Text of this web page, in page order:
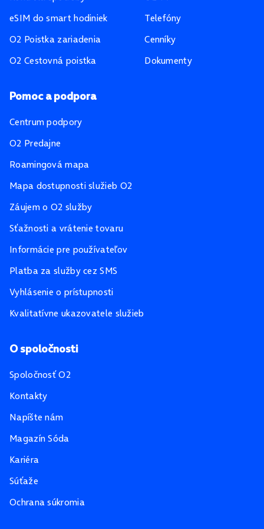
eSIM do smart hodiniek
O2 Poistka zariadenia
O2 Cestovná poistka
Telefóny
Cenníky
Dokumenty
Pomoc a podpora
Centrum podpory
O2 Predajne
Roamingová mapa
Mapa dostupnosti služieb O2
Záujem o O2 služby
Sťažnosti a vrátenie tovaru
Informácie pre používateľov
Platba za služby cez SMS
Vyhlásenie o prístupnosti
Kvalitatívne ukazovatele služieb
O spoločnosti
Spoločnosť O2
Kontakty
Napíšte nám
Magazín Sóda
Kariéra
Súťaže
Ochrana súkromia